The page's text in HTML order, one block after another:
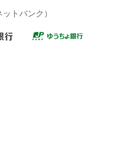
ットバンク）